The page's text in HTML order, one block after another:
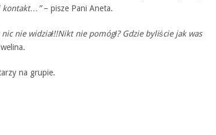
kontakt…”– pisze Pani Aneta.
nic nie widział!!Nikt nie pomógł? Gdzie byliście jak was
na grupie.